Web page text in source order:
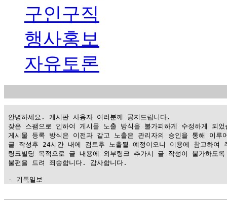
구인구직
행사홍보
자유토론
안녕하세요. 게시판 사용자 여러분께 공지드립니다.
잦은 스팸으로 인하여 게시물 노출 방식을 불가피하게 수정하게 되었
게시물 등록 방식은 이전과 같고 노출은 관리자의 승인을 통해 이루
글 작성후 24시간 내에 검토후 노출될 예정이오니 이용에 참고하여
링크빌딩 목적으로 글 내용에 외부링크 추가시 글 작성이 불가하도
불편을 드려 죄송합니다. 감사합니다.
- 기독일보